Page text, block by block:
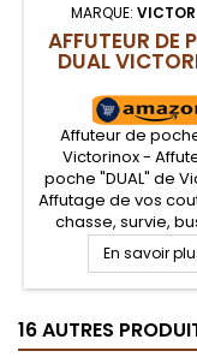
MARQUE:
AFFUTEUR DE
DUAL
Affuteur de
Victorinox -
poche "DUAL" de
Affutage de vos
chasse, survie,
avec cet affuteur
en pierre et
pour l'affutage de
poignard.
en étui de la taille
En savoir
16 AUTRES